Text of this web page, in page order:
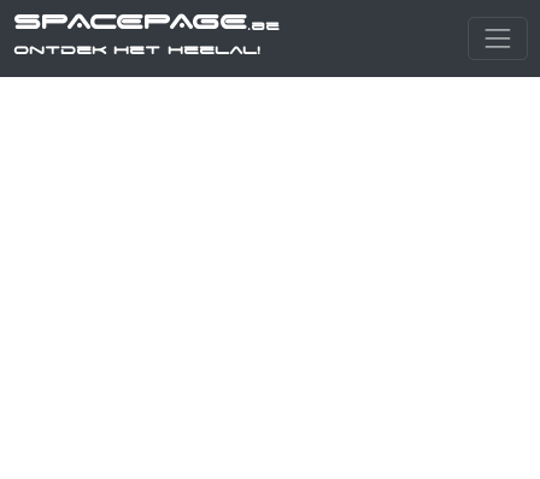
SPACEPAGE.be
Ontdek het heelal!